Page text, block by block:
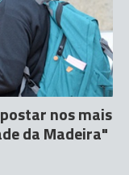
nos mais
da Madeira"